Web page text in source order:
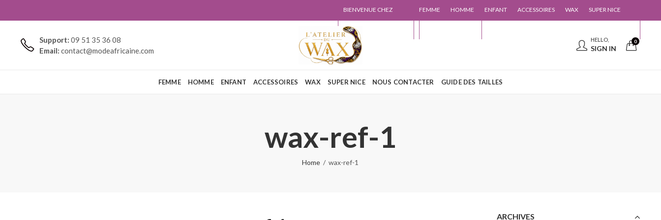
BIENVENUE CHEZ
L'ATELIER DU WAX
FEMME HOMME ENFANT ACCESSOIRES WAX SUPER NICE
Support: 09 51 35 36 08
Email: contact@modeafricaine.com
HELLO,
SIGN IN
0
FEMME HOMME ENFANT ACCESSOIRES WAX SUPER NICE NOUS CONTACTER GUIDE DES TAILLES
wax-ref-1
Home wax-ref-1
ARCHIVES